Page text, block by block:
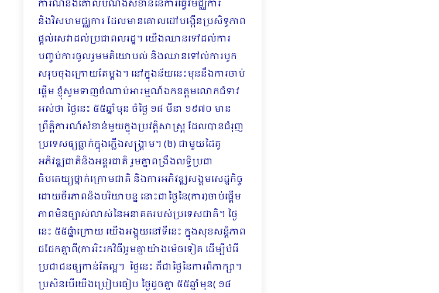
ការណ៍និងគោលបំណងសំខាន់នៃការធ្វើវិមជ្ឈការ
និងវិសហមជ្ឈការ ដែលមានគោលដៅបង្កើនប្រសិទ្ធភាព
ផ្ដល់សេវាដល់ប្រជាពលរដ្ឋ។ យើងឈានទៅដល់ការ
បញ្ចប់ការចូលរួមមតិយោបល់ និងឈានទៅល់ការបូក
សរុបចុងក្រោយតែម្ដង។ នៅក្នុងន័យនេះមុននឹងការចាប់
ផ្ដើម ខ្ញុំសូមទាញចំណាប់អារម្មណ៍ឯកឧត្តមលោកជំទាវ
អស់ថា ថ្ងៃនេះ ៥៥ឆ្នាំមុន ចំថ្ងៃ ១៨ មីនា ១៩៧០ មាន
ព្រឹត្ដិការណ៍សំខាន់មួយក្នុងប្រវត្ដិសាស្ដ្រ ដែលបានជំរុញ
ប្រទេសឲ្យធ្លាក់ក្នុងភ្លើងសង្គ្រាម។ (២) ជាមួយដៃគូ
អភិវឌ្ឍជាតិនិងអន្ដរជាតិ រួមគ្នាពង្រឹងលទ្ធិប្រជា
ធិបតេយ្យថ្នាក់ក្រោមជាតិ និងការអភិវឌ្ឍសង្គមសេដ្ឋកិច្ច
ដោយចីរភាពនិងបរិយាបន្ន នោះជាថ្ងៃនៃ(ការ)ចាប់ផ្ដើម
ភាពមិនច្បាស់លាស់នៃអនាគតរបស់ប្រទេសជាតិ។ ថ្ងៃ
នេះ ៥៥ឆ្នំាក្រោយ យើងអង្គុយនៅទីនេះ ក្នុងសុខសន្ដិភាព
ជជែកគ្នាពី(ការរិះរកវិធី)រួមគ្នាយ៉ាងម៉េចទៀត ដើម្បីបំរើ
ប្រជាជនឲ្យកាន់តែល្អ។ ថ្ងៃនេះ គឺជាថ្ងៃនៃការពិភាក្សា។
ប្រសិនបើយើងប្រៀបធៀប ថ្ងៃដូចគ្នា ៥៥ឆ្នាំមុន( ១៨